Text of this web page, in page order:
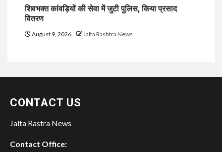
शिवभक्त कांवड़ियों की सेवा में जुटी पुलिस, किया प्रसाद
वितरण
August 9, 2026 Jalta Rashtra News
CONTACT US
Jalta Rastra News
Contact Office: